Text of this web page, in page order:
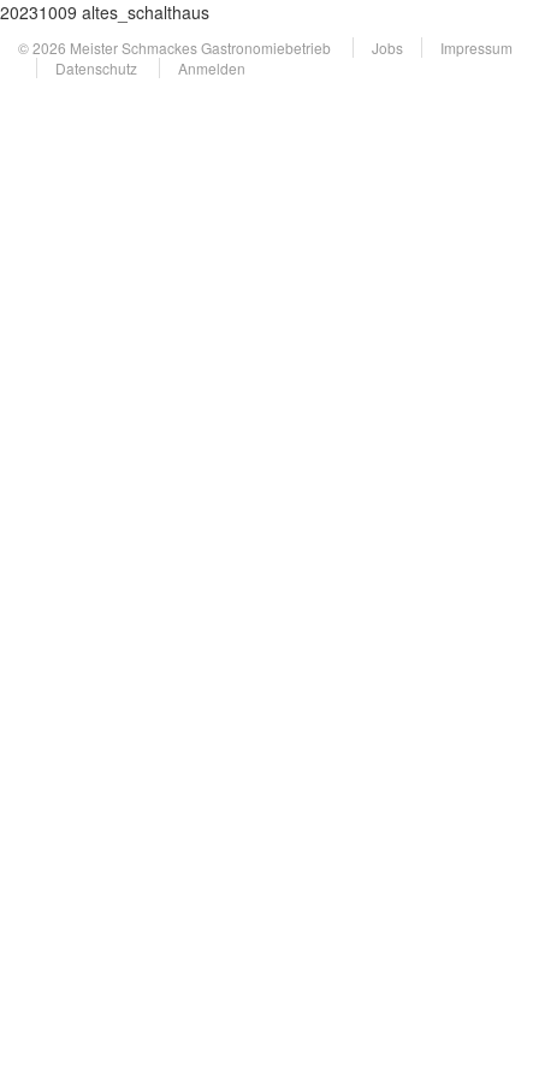
20231009 altes_schalthaus
© 2026 Meister Schmackes Gastronomiebetrieb Jobs
Impressum
Datenschutz
Anmelden